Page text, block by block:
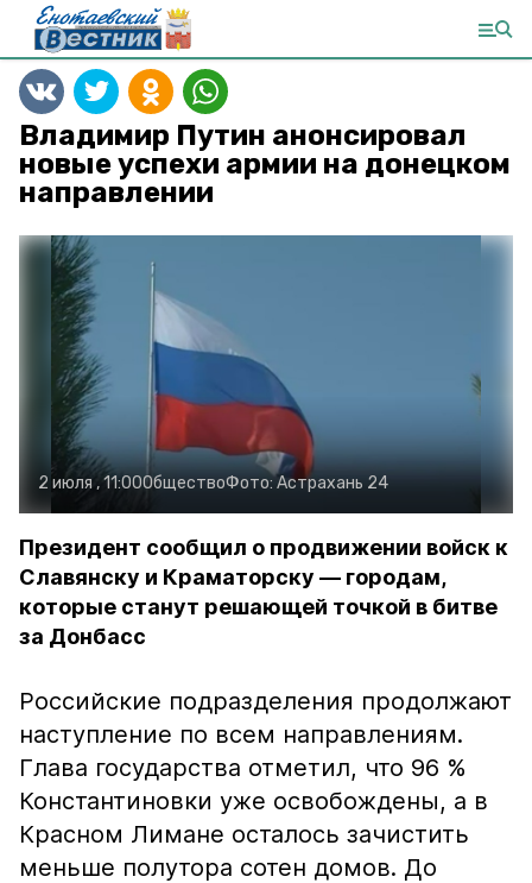
Владимир Путин анонсировал
новые успехи армии на донецком
направлении
2 июля , 11:00ОбществоФото:Астрахань 24
Президент сообщил о продвижении войск к
Славянску и Краматорску — городам,
которые станут решающей точкой в битве
за Донбасс
Российские подразделения продолжают
наступление по всем направлениям.
Глава государства отметил, что 96 %
Константиновки уже освобождены, а в
Красном Лимане осталось зачистить
меньше полутора сотен домов. До